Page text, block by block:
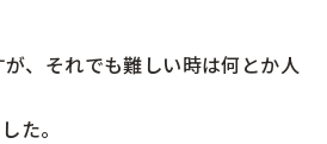
、それでも難しい時は何とか人
た。